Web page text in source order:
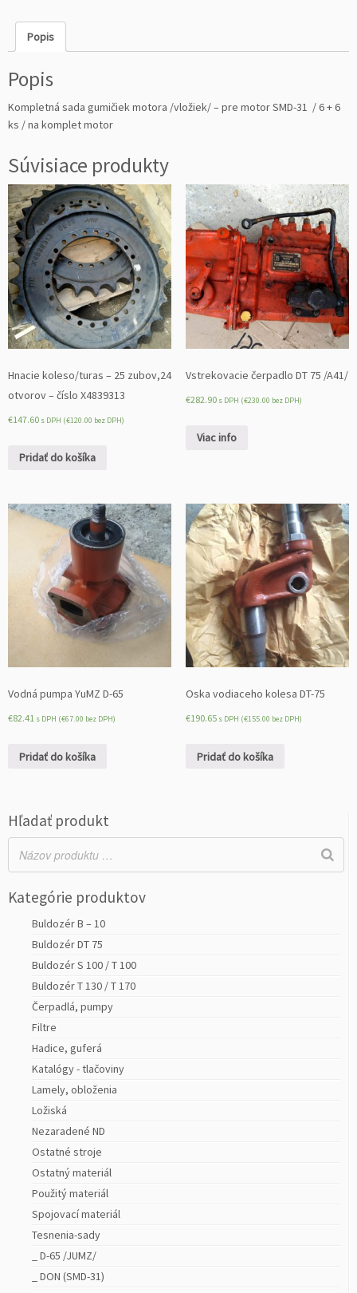
S
a
a
g
m
č
i
e
k
v
l
o
ž
k
(S
-
Popis
Popis
Kompletná sada gumičiek motora /vložiek/ – pre motor SMD-31 / 6 + 6
ks / na komplet motor
Súvisiace produkty
Hnacie koleso/turas – 25 zubov,24
otvorov – číslo X4839313
€147.60 s DPH (€120.00 bez DPH)
Pridať do košíka
Vstrekovacie čerpadlo DT 75 /A41/
€282.90 s DPH (€230.00 bez DPH)
Viac info
Vodná pumpa YuMZ D-65
€82.41 s DPH (€67.00 bez DPH)
Pridať do košíka
Oska vodiaceho kolesa DT-75
€190.65 s DPH (€155.00 bez DPH)
Pridať do košíka
Hľadať produkt
Kategórie produktov
Buldozér B – 10
Buldozér DT 75
Buldozér S 100 / T 100
Buldozér T 130 / T 170
Čerpadlá, pumpy
Filtre
Hadice, guferá
Katalógy - tlačoviny
Lamely, obloženia
Ložiská
Nezaradené ND
Ostatné stroje
Ostatný materiál
Použitý materiál
Spojovací materiál
Tesnenia-sady
_ D-65 /JUMZ/
_ DON (SMD-31)